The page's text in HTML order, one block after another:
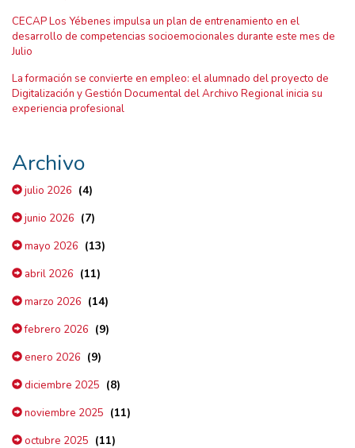
CECAP Los Yébenes impulsa un plan de entrenamiento en el
desarrollo de competencias socioemocionales durante este mes de
Julio
La formación se convierte en empleo: el alumnado del proyecto de
Digitalización y Gestión Documental del Archivo Regional inicia su
experiencia profesional
Archivo
julio 2026 (4)
junio 2026 (7)
mayo 2026 (13)
abril 2026 (11)
marzo 2026 (14)
febrero 2026 (9)
enero 2026 (9)
diciembre 2025 (8)
noviembre 2025 (11)
octubre 2025 (11)